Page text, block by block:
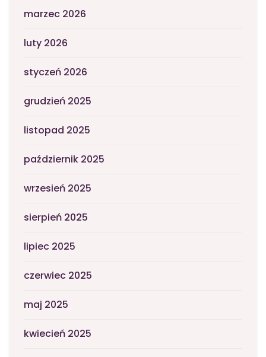
marzec 2026
luty 2026
styczeń 2026
grudzień 2025
listopad 2025
październik 2025
wrzesień 2025
sierpień 2025
lipiec 2025
czerwiec 2025
maj 2025
kwiecień 2025